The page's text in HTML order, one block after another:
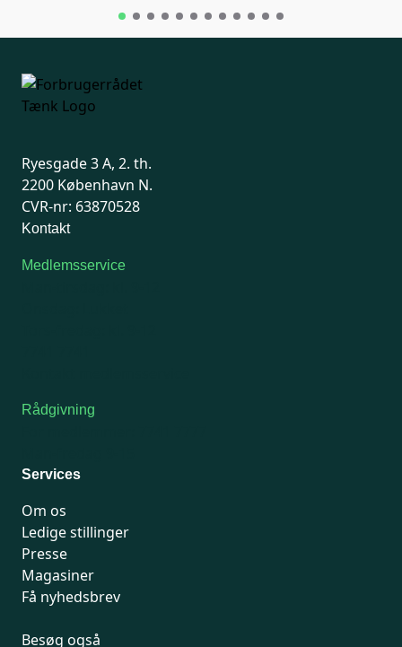
Ryesgade 3 A, 2. th.
2200 København N.
CVR-nr: 63870528
Kontakt
Medlemsservice
Rådgivning
Services
Om os
Ledige stillinger
Presse
Magasiner
Få nyhedsbrev
Besøg også